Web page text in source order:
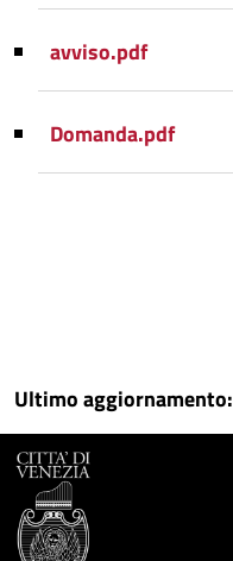
avviso.pdf
Domanda.pdf
Ultimo aggiornamento: